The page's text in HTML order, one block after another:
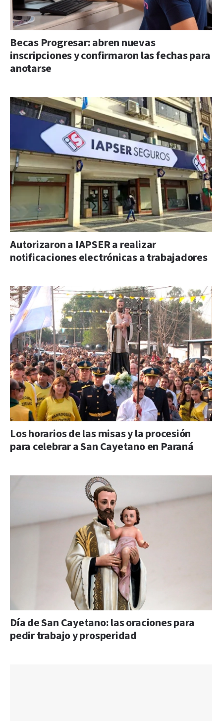
Becas Progresar: abren nuevas
inscripciones y confirmaron las fechas para
anotarse
Autorizaron a IAPSER a realizar
notificaciones electrónicas a trabajadores
Los horarios de las misas y la procesión
para celebrar a San Cayetano en Paraná
Día de San Cayetano: las oraciones para
pedir trabajo y prosperidad